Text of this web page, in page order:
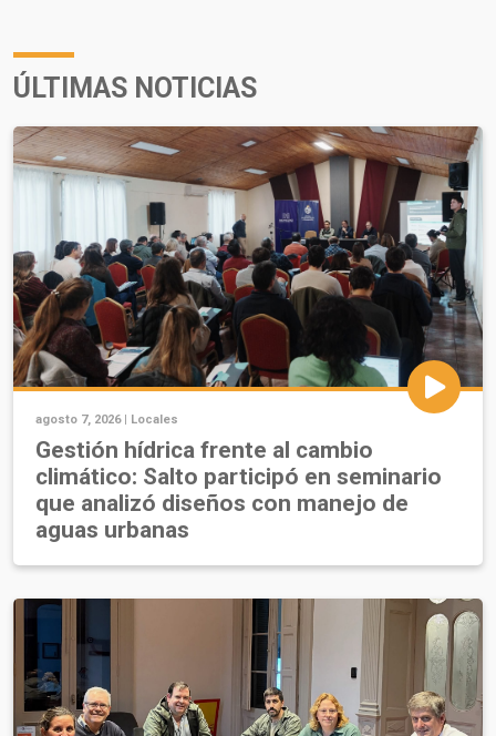
ÚLTIMAS NOTICIAS
agosto 7, 2026 | Locales
Gestión hídrica frente al cambio
climático: Salto participó en seminario
que analizó diseños con manejo de
aguas urbanas